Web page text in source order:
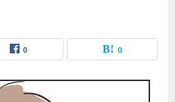
0 0